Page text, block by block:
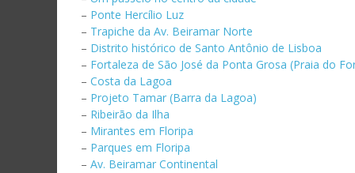
– Ponte Hercílio Luz
– Trapiche da Av. Beiramar Norte
– Distrito histórico de Santo Antônio de Lisboa
– Fortaleza de São José da Ponta Grosa (Praia do
– Costa da Lagoa
– Projeto Tamar (Barra da Lagoa)
– Ribeirão da Ilha
– Mirantes em Floripa
– Parques em Floripa
– Av. Beiramar Continental